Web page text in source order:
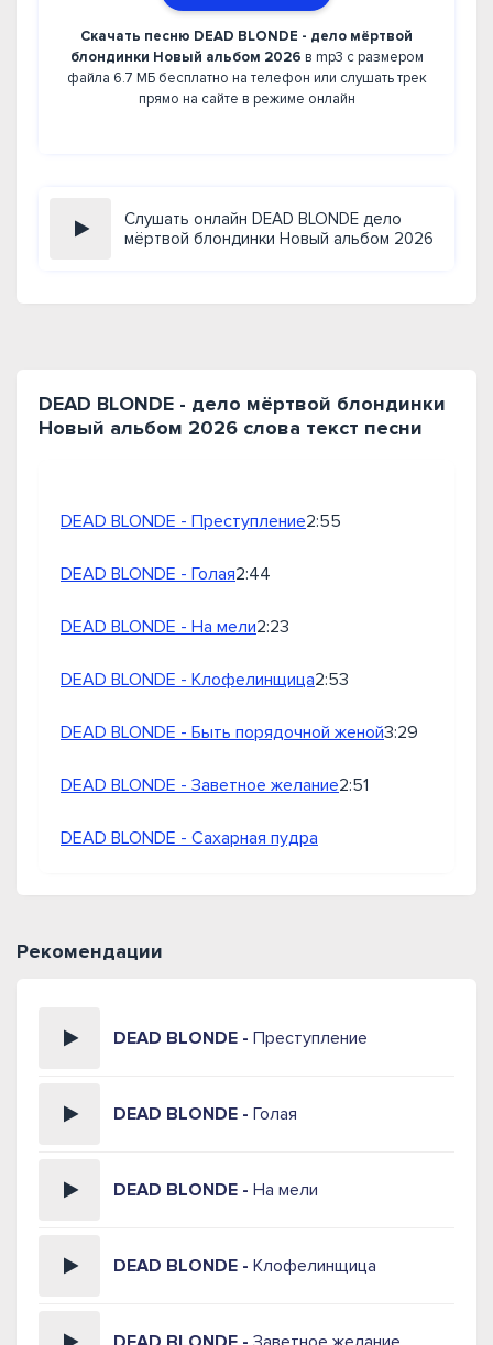
Скачать песню DEAD BLONDE - дело мёртвой
блондинки Новый альбом 2026 в mp3 с размером
файла 6.7 МБ бесплатно на телефон или слушать трек
прямо на сайте в режиме онлайн
Слушать онлайн DEAD BLONDE дело
мёртвой блондинки Новый альбом 2026
DEAD BLONDE - дело мёртвой блондинки
Новый альбом 2026 слова текст песни
DEAD BLONDE - Преступление2:55
DEAD BLONDE - Голая2:44
DEAD BLONDE - На мели2:23
DEAD BLONDE - Клофелинщица2:53
DEAD BLONDE - Быть порядочной женой3:29
DEAD BLONDE - Заветное желание2:51
DEAD BLONDE - Сахарная пудра
Рекомендации
DEAD BLONDE - Преступление
DEAD BLONDE - Голая
DEAD BLONDE - На мели
DEAD BLONDE - Клофелинщица